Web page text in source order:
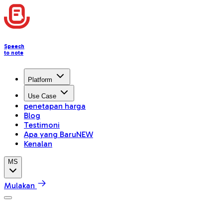
Speech
to note
Platform
Use Case
penetapan harga
Blog
Testimoni
Apa yang BaruNEW
Kenalan
MS
Mulakan